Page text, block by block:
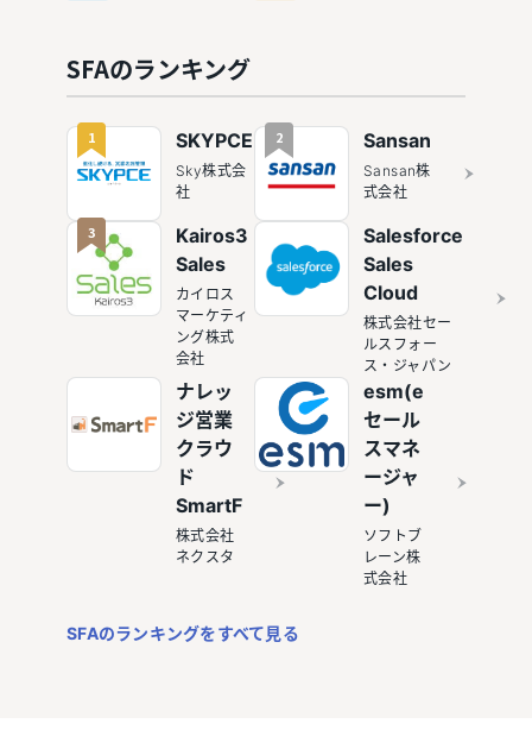
SFA10社
を比較
て業務効
率化
SFAのランキング
1 SKYPCE
Sky株式会
社
2 Sansan
Sansan株
式会社
3
Kairos3
Sales
カイロス
マーケティ
ング株式
会社
Salesforce
Sales
Cloud
株式会社セー
ルスフォー
ス・ジャパン
ナレッ
ジ営業
クラウ
ド
SmartF
株式会社
ネクスタ
esm(e
セール
スマネ
ージャ
ー)
ソフトブ
レーン株
式会社
SFAのランキングをすべて見る